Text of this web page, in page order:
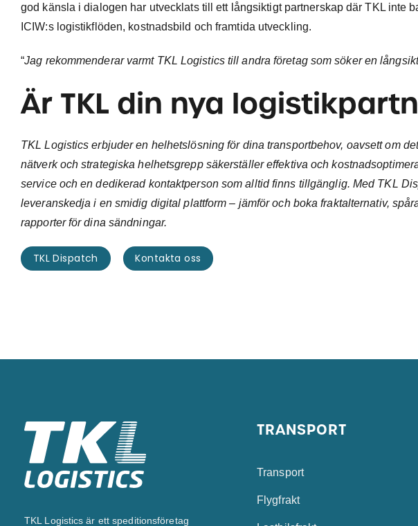
god känsla i dialogen har utvecklats till ett långsiktigt partnerskap där TKL inte
ICIW:s logistikflöden, kostnadsbild och framtida utveckling.
“Jag rekommenderar varmt TKL Logistics till andra företag som söker en
Är TKL din nya
TKL Logistics erbjuder en helhetslösning för dina transportbehov, oavsett om
nätverk och strategiska helhetsgrepp säkerställer effektiva och
service och en dedikerad kontaktperson som alltid finns tillgänglig. Med TKL
leveranskedja i en smidig digital plattform – jämför och boka fraktalternativ,
rapporter för dina sändningar.
TKL Dispatch Kontakta oss
TKL Logistics är ett speditionsföretag
TRANSPORT
Transport
Flygfrakt